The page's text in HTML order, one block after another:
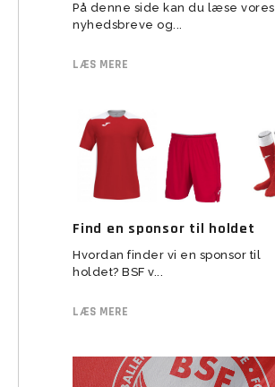
Rekruttering
Værdier
Pige Talent og uddannelse
Pige Talent setup
Transitionstræning
På denne side kan du læse vores
nyhedsbreve og...
LÆS MERE
Find en sponsor til holdet
Hvordan finder vi en sponsor til
holdet? BSF v...
LÆS MERE